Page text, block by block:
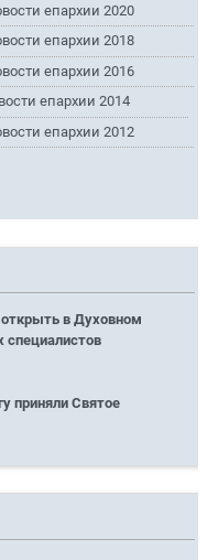
епархии 2020
епархии 2018
епархии 2016
епархии 2014
епархии 2012
в Духовном
специалистов
приняли Святое